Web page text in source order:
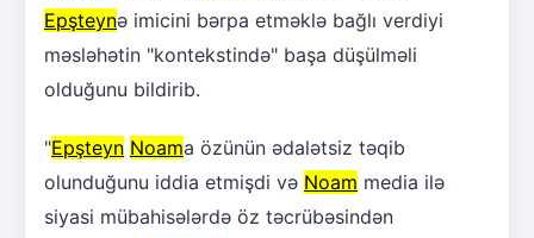
Epşteynə imicini bərpa etməklə bağlı verdiyi
məsləhətin "kontekstində" başa düşülməli
olduğunu bildirib.
"Epşteyn Noama özünün ədalətsiz təqib
olunduğunu iddia etmişdi və Noam media ilə
siyasi mübahisələrdə öz təcrübəsindən